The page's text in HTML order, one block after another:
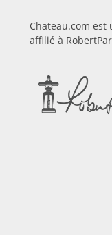
Chateau.com est
affilié à